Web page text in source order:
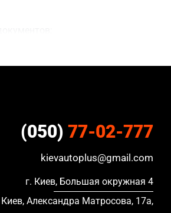
(050) 77-02-777
kievautoplus@gmail.com
г. Киев, Большая окружная 4
Киев, Александра Матросова, 17а,